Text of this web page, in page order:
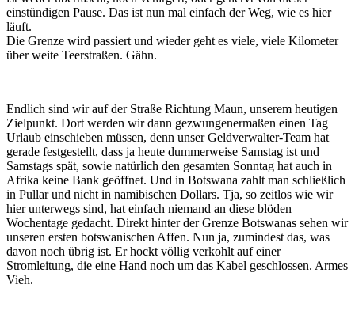
einstündigen Pause. Das ist nun mal einfach der Weg, wie es hier
läuft.
Die Grenze wird passiert und wieder geht es viele, viele Kilometer
über weite Teerstraßen. Gähn.
Endlich sind wir auf der Straße Richtung Maun, unserem heutigen
Zielpunkt. Dort werden wir dann gezwungenermaßen einen Tag
Urlaub einschieben müssen, denn unser Geldverwalter-Team hat
gerade festgestellt, dass ja heute dummerweise Samstag ist und
Samstags spät, sowie natürlich den gesamten Sonntag hat auch in
Afrika keine Bank geöffnet. Und in Botswana zahlt man schließlich
in Pullar und nicht in namibischen Dollars. Tja, so zeitlos wie wir
hier unterwegs sind, hat einfach niemand an diese blöden
Wochentage gedacht. Direkt hinter der Grenze Botswanas sehen wir
unseren ersten botswanischen Affen. Nun ja, zumindest das, was
davon noch übrig ist. Er hockt völlig verkohlt auf einer
Stromleitung, die eine Hand noch um das Kabel geschlossen. Armes
Vieh.